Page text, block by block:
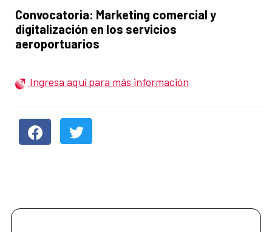
Title of the announcement:
Convocatoria: Marketing comercial y
digitalización en los servicios
aeroportuarios
Ingresa aquí para más información